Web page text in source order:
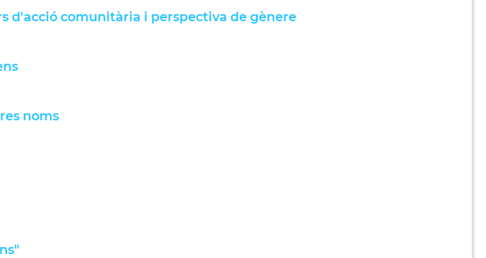
d'acció comunitària i perspectiva de gènere
noms